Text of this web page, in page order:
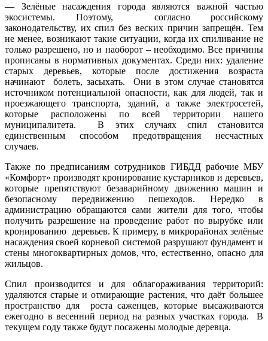
— Зелёные насаждения города являются важной частью
экосистемы. Поэтому, согласно российскому
законодательству, их спил без веских причин запрещён. Тем
не менее, возникают такие ситуации, когда их спиливание не
только разрешено, но и наоборот – необходимо. Все причины
прописаны в нормативных документах. Среди них: удаление
старых деревьев, которые после достижения возраста
начинают болеть, засыхать. Они в этом случае становятся
источником потенциальной опасности, как для людей, так и
проезжающего транспорта, зданий, а также электросетей,
которые расположены по всей территории нашего
муниципалитета. В этих случаях спил становится
единственным способом предотвращения несчастных
случаев.
Также по предписаниям сотрудников ГИБДД рабочие МБУ
«Комфорт» производят кронирование кустарников и деревьев,
которые препятствуют безаварийному движению машин и
безопасному передвижению пешеходов. Нередко в
администрацию обращаются сами жители для того, чтобы
получить разрешение на проведение работ по вырубке или
кронированию деревьев. К примеру, в микрорайонах зелёные
насаждения своей корневой системой разрушают фундамент и
стены многоквартирных домов, что, естественно, опасно для
жильцов.
Спил производится и для облагораживания территорий:
удаляются старые и отмирающие растения, что даёт большее
пространство для роста саженцев, которые высаживаются
ежегодно в весенний период на разных участках города. В
текущем году также будут посажены молодые деревца.